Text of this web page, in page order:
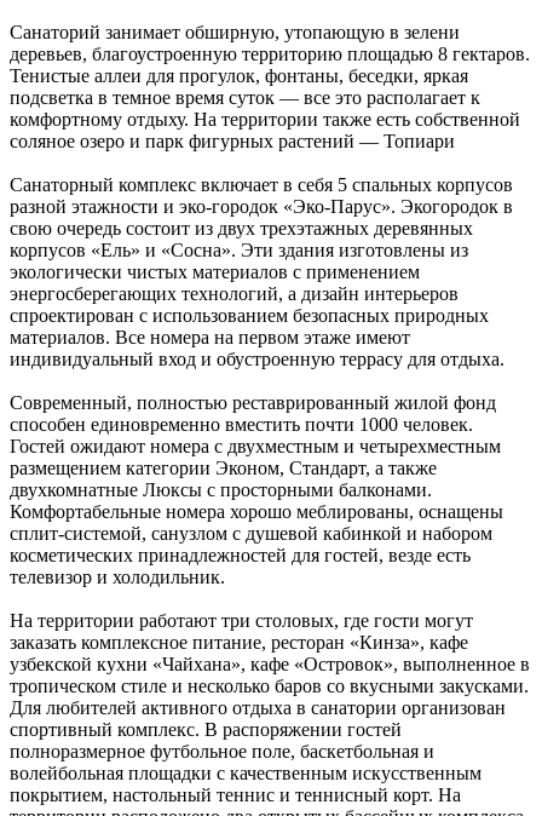
Санаторий занимает обширную, утопающую в зелени
деревьев, благоустроенную территорию площадью 8 гектаров.
Тенистые аллеи для прогулок, фонтаны, беседки, яркая
подсветка в темное время суток — все это располагает к
комфортному отдыху. На территории также есть собственной
соляное озеро и парк фигурных растений — Топиари
Санаторный комплекс включает в себя 5 спальных корпусов
разной этажности и эко-городок «Эко-Парус». Экогородок в
свою очередь состоит из двух трехэтажных деревянных
корпусов «Ель» и «Сосна». Эти здания изготовлены из
экологически чистых материалов с применением
энергосберегающих технологий, а дизайн интерьеров
спроектирован с использованием безопасных природных
материалов. Все номера на первом этаже имеют
индивидуальный вход и обустроенную террасу для отдыха.
Современный, полностью реставрированный жилой фонд
способен единовременно вместить почти 1000 человек.
Гостей ожидают номера с двухместным и четырехместным
размещением категории Эконом, Стандарт, а также
двухкомнатные Люксы с просторными балконами.
Комфортабельные номера хорошо меблированы, оснащены
сплит-системой, санузлом с душевой кабинкой и набором
косметических принадлежностей для гостей, везде есть
телевизор и холодильник.
На территории работают три столовых, где гости могут
заказать комплексное питание, ресторан «Кинза», кафе
узбекской кухни «Чайхана», кафе «Островок», выполненное в
тропическом стиле и несколько баров со вкусными закусками.
Для любителей активного отдыха в санатории организован
спортивный комплекс. В распоряжении гостей
полноразмерное футбольное поле, баскетбольная и
волейбольная площадки с качественным искусственным
покрытием, настольный теннис и теннисный корт. На